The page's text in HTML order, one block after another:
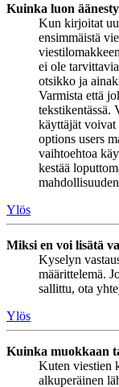
Kuinka luon
Kun kirjoitat
ensimmäistä
ei ole
otsikko ja
Varmista että
tekstikentässä.
käyttäjät voivat
options users
vaihtoehtoa
kestää
Ylös
Miksi en voi lisätä
Kyselyn
määrittelemä.
sallittu, ota
Ylös
Kuinka muokkaan
Kuten viestien
alkuperäinen